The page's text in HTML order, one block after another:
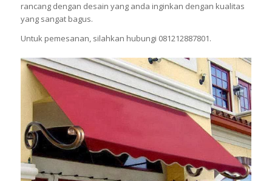
rancang dengan desain yang anda inginkan dengan kualitas
yang sangat bagus.
Untuk pemesanan, silahkan hubungi 081212887801.